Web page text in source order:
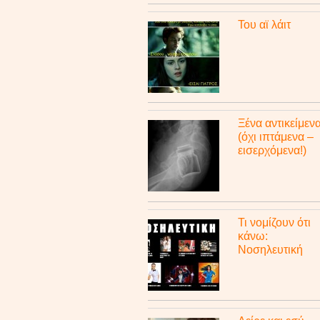
Του αϊ λάιτ
Ξένα
(όχι ιπτάμενα –
εισερχόμενα!)
Τι νομίζουν ότι
κάνω:
Νοσηλευτική